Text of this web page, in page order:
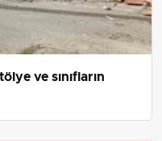
ve sınıfların